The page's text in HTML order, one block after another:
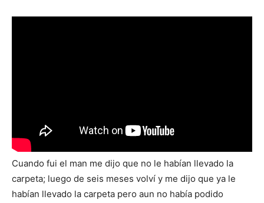
Cuando fui el man me dijo que no le habían llevado la
carpeta; luego de seis meses volví y me dijo que ya le
habían llevado la carpeta pero aun no había podido